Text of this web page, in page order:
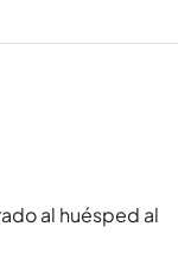
al huésped al